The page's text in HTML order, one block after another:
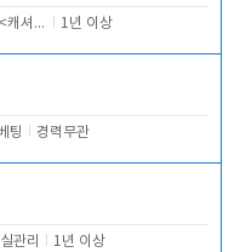
베팅.,청소<<캐셔 모셔봅니다. 1년 이상
팅 경력무관
관리 1년 이상